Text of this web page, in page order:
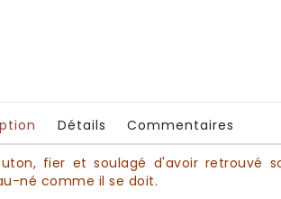
Détails Commentaires
fier et soulagé d'avoir retrouvé
né comme il se doit.